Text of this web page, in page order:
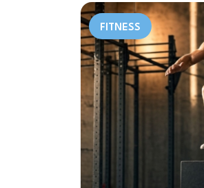
FITNESS